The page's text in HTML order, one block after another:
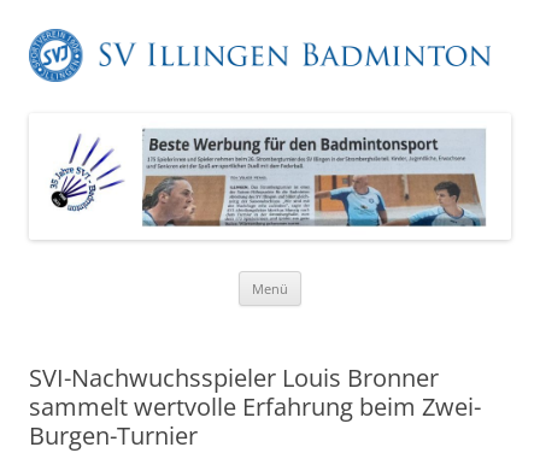
Menü
SVI-Nachwuchsspieler Louis Bronner
sammelt wertvolle Erfahrung beim Zwei-
Burgen-Turnier